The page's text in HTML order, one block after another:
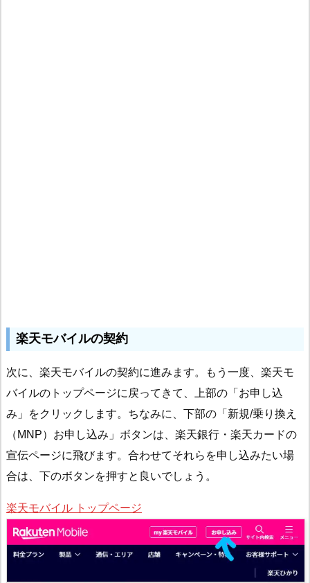
楽天モバイルの契約
次に、楽天モバイルの契約に進みます。もう一度、楽天モ
バイルのトップページに戻ってきて、上部の「お申し込
み」をクリックします。ちなみに、下部の「新規/乗り換え
（MNP）お申し込み」ボタンは、楽天銀行・楽天カードの
宣伝ページに飛びます。合わせてそれらを申し込みたい場
合は、下のボタンを押すと良いでしょう。
楽天モバイル トップページ